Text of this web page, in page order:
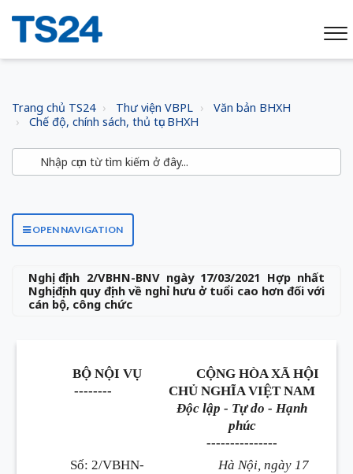
Trang chủ TS24 Thư viện VBPL
Văn bản BHXH
Chế độ, chính sách, thủ tục BHXH
OPEN NAVIGATION
Nghị định 2/VBHN-BNV ngày 17/03/2021 Hợp nhất
Nghị định quy định về nghỉ hưu ở tuổi cao hơn đối với
cán bộ, công chức
BỘ NỘI VỤ
--------
CỘNG HÒA XÃ HỘI
CHỦ NGHĨA VIỆT NAM
Độc lập - Tự do - Hạnh
phúc
---------------
Số: 2/VBHN-
Hà Nội, ngày 17